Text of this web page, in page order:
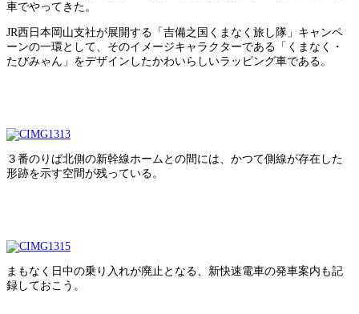
車でやってきた。
JR西日本岡山支社が展開する「吉備之国くまなく旅し隊」キャンペ
ーンの一環として、そのイメージキャラクターである「くまなく・
たびみゃん」をデザインしたかわいらしいラッピング車である。
３番のりば北側の新幹線ホームとの間には、かつて側線が存在した
形跡を示す空間が残っている。
まもなく日中の乗り入れが廃止となる、新快速電車の発車案内も記
録しておこう。